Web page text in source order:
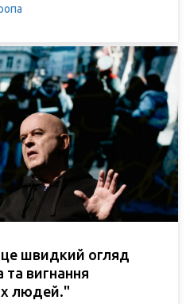
швидкий огляд
та вигнання
людей."